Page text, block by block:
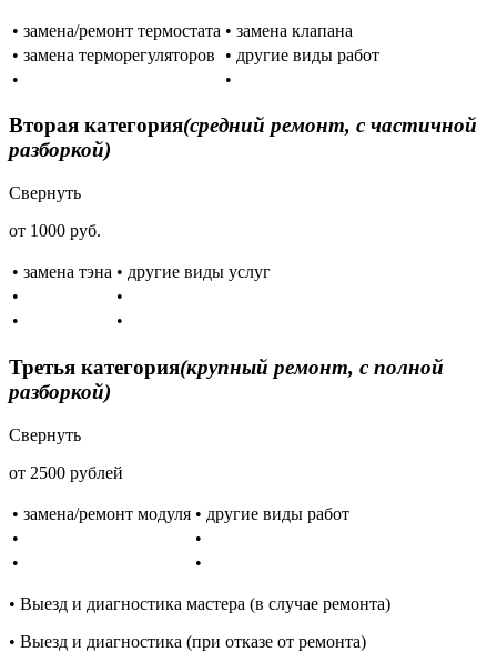
• замена/ремонт термостата • замена клапана
• замена терморегуляторов
• другие виды работ
•
•
Вторая категория(средний ремонт, с частичной
разборкой)
Свернуть
от 1000 руб.
• замена тэна • другие виды услуг
•
•
•
•
Третья категория(крупный ремонт, с полной
разборкой)
Свернуть
от 2500 рублей
• замена/ремонт модуля • другие виды работ
•
•
•
•
• Выезд и диагностика мастера (в случае ремонта)
• Выезд и диагностика (при отказе от ремонта)